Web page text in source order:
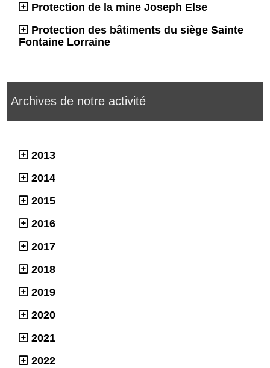
Protection de la mine Joseph Else
Protection des bâtiments du siège Sainte
Fontaine Lorraine
Archives de notre activité
2013
2014
2015
2016
2017
2018
2019
2020
2021
2022